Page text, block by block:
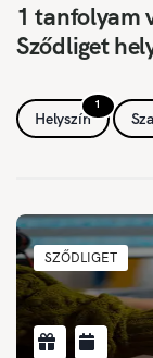
1 tanfolyam
Sződliget
1
Helyszín
SZŐDLIGET